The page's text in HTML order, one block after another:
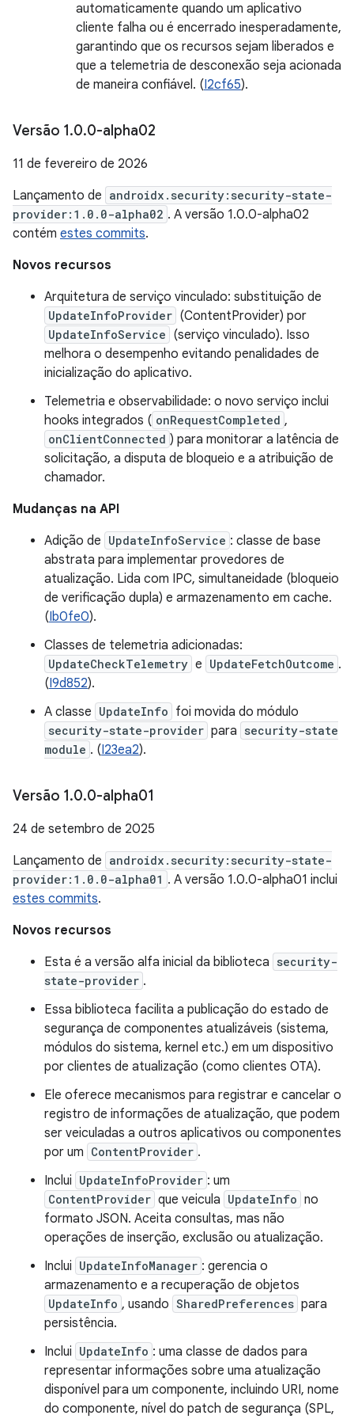
automaticamente quando um aplicativo
cliente falha ou é encerrado inesperadamente,
garantindo que os recursos sejam liberados e
que a telemetria de desconexão seja acionada
de maneira confiável. (I2cf65).
Versão 1.0.0-alpha02
11 de fevereiro de 2026
Lançamento de androidx.security:security-state-
provider:1.0.0-alpha02 . A versão 1.0.0-alpha02
contém estes commits.
Novos recursos
Arquitetura de serviço vinculado: substituição de
UpdateInfoProvider (ContentProvider) por
UpdateInfoService (serviço vinculado). Isso
melhora o desempenho evitando penalidades de
inicialização do aplicativo.
Telemetria e observabilidade: o novo serviço inclui
hooks integrados ( onRequestCompleted ,
onClientConnected ) para monitorar a latência de
solicitação, a disputa de bloqueio e a atribuição de
chamador.
Mudanças na API
Adição de UpdateInfoService : classe de base
abstrata para implementar provedores de
atualização. Lida com IPC, simultaneidade (bloqueio
de verificação dupla) e armazenamento em cache.
(Ib0fe0).
Classes de telemetria adicionadas:
UpdateCheckTelemetry e UpdateFetchOutcome .
(I9d852).
A classe UpdateInfo foi movida do módulo
security-state-provider para security-state
module . (I23ea2).
Versão 1.0.0-alpha01
24 de setembro de 2025
Lançamento de androidx.security:security-state-
provider:1.0.0-alpha01 . A versão 1.0.0-alpha01 inclui
estes commits.
Novos recursos
Esta é a versão alfa inicial da biblioteca security-
state-provider .
Essa biblioteca facilita a publicação do estado de
segurança de componentes atualizáveis (sistema,
módulos do sistema, kernel etc.) em um dispositivo
por clientes de atualização (como clientes OTA).
Ele oferece mecanismos para registrar e cancelar o
registro de informações de atualização, que podem
ser veiculadas a outros aplicativos ou componentes
por um ContentProvider .
Inclui UpdateInfoProvider : um
ContentProvider que veicula UpdateInfo no
formato JSON. Aceita consultas, mas não
operações de inserção, exclusão ou atualização.
Inclui UpdateInfoManager : gerencia o
armazenamento e a recuperação de objetos
UpdateInfo , usando SharedPreferences para
persistência.
Inclui UpdateInfo : uma classe de dados para
representar informações sobre uma atualização
disponível para um componente, incluindo URI, nome
do componente, nível do patch de segurança (SPL,